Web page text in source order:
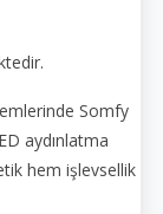
Somfy
aydınlatma
hem işlevsellik